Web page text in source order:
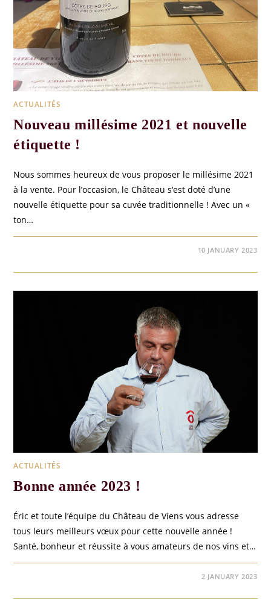
ACTUALITÉS
Nouveau millésime 2021 et nouvelle
étiquette !
Nous sommes heureux de vous proposer le millésime 2021
à la vente. Pour l’occasion, le Château s‘est doté d’une
nouvelle étiquette pour sa cuvée traditionnelle ! Avec un «
ton…
10 JANUARY 2023
ACTUALITÉS
Bonne année 2023 !
Éric et toute l’équipe du Château de Viens vous adresse
tous leurs meilleurs vœux pour cette nouvelle année !
Santé, bonheur et réussite à vous amateurs de nos vins et…
2 JANUARY 2023